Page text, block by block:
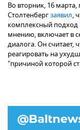
Во вторник, 16
Столтенбергзаявил,
комплексный подход
мнению, включает в
диалога. Он считает,
реагировать на
"причиной которой